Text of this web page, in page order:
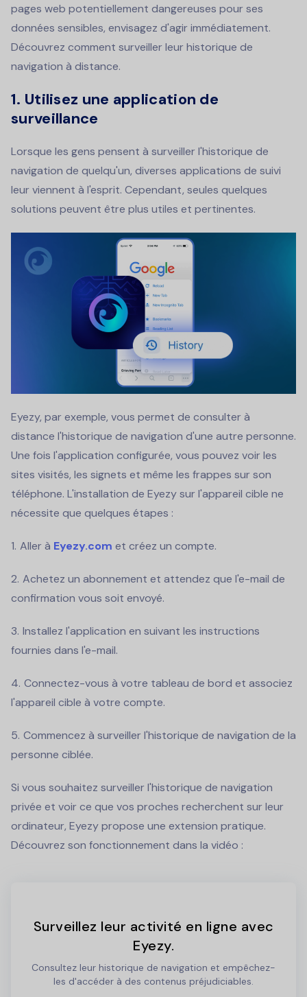
pages web potentiellement dangereuses pour ses
données sensibles, envisagez d'agir immédiatement.
Découvrez comment surveiller leur historique de
navigation à distance.
1. Utilisez une application de
surveillance
Lorsque les gens pensent à surveiller l'historique de
navigation de quelqu'un, diverses applications de suivi
leur viennent à l'esprit. Cependant, seules quelques
solutions peuvent être plus utiles et pertinentes.
Eyezy, par exemple, vous permet de consulter à
distance l'historique de navigation d'une autre personne.
Une fois l'application configurée, vous pouvez voir les
sites visités, les signets et même les frappes sur son
téléphone. L'installation de Eyezy sur l'appareil cible ne
nécessite que quelques étapes :
Aller à Eyezy.com et créez un compte.
Achetez un abonnement et attendez que l'e-mail de
confirmation vous soit envoyé.
Installez l'application en suivant les instructions
fournies dans l'e-mail.
Connectez-vous à votre tableau de bord et associez
l'appareil cible à votre compte.
Commencez à surveiller l'historique de navigation de la
personne ciblée.
Si vous souhaitez surveiller l'historique de navigation
privée et voir ce que vos proches recherchent sur leur
ordinateur, Eyezy propose une extension pratique.
Découvrez son fonctionnement dans la vidéo :
Surveillez leur activité en ligne avec
Eyezy.
Consultez leur historique de navigation et empêchez-
les d'accéder à des contenus préjudiciables.